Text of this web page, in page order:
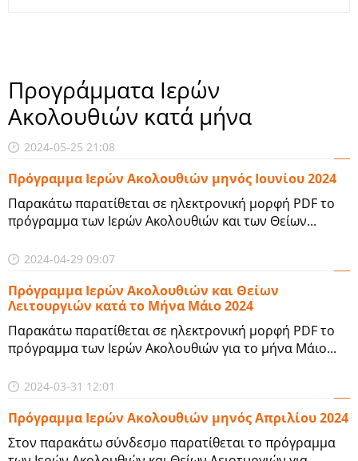
Προγράμματα Ιερών
Ακολουθιών κατά μήνα
2024-05-25 21:08
Πρόγραμμα Ιερών Ακολουθιών μηνός Ιουνίου 2024
Παρακάτω παρατίθεται σε ηλεκτρονική μορφή PDF το
πρόγραμμα των Ιερών Ακολουθιών και των Θείων...
2024-04-29 09:07
Πρόγραμμα Ιερών Ακολουθιών και Θείων
Λειτουργιών κατά το Μήνα Μάιο 2024
Παρακάτω παρατίθεται σε ηλεκτρονική μορφή PDF το
πρόγραμμα των Ιερών Ακολουθιών για το μήνα Μάιο...
2024-03-31 12:01
Πρόγραμμα Ιερών Ακολουθιών μηνός Απριλίου 2024
Στον παρακάτω σύνδεσμο παρατίθεται το πρόγραμμα